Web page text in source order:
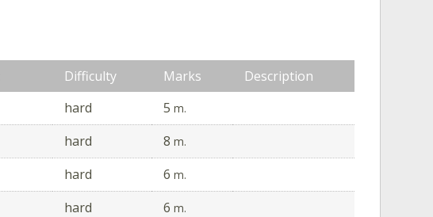
Difficulty Marks
Description
hard 5 m.
hard 8 m.
hard 6 m.
hard 6 m.